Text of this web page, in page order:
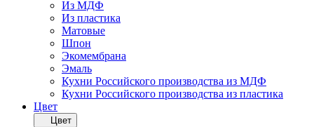
Из МДФ
Из пластика
Матовые
Шпон
Экомембрана
Эмаль
Кухни Российского производства из МДФ
Кухни Российского производства из пластика
Цвет
Цвет